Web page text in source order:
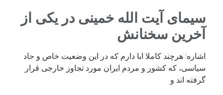
سیمای آیت الله خمینی در یکی از
آخرین سخنانش
اشاره: هرچند کاملا ابا دارم که در این وضعیت خاص و حاد
سیاسی، که کشور و مردم ایران مورد تجاوز خارجی قرار
گرفته اند و